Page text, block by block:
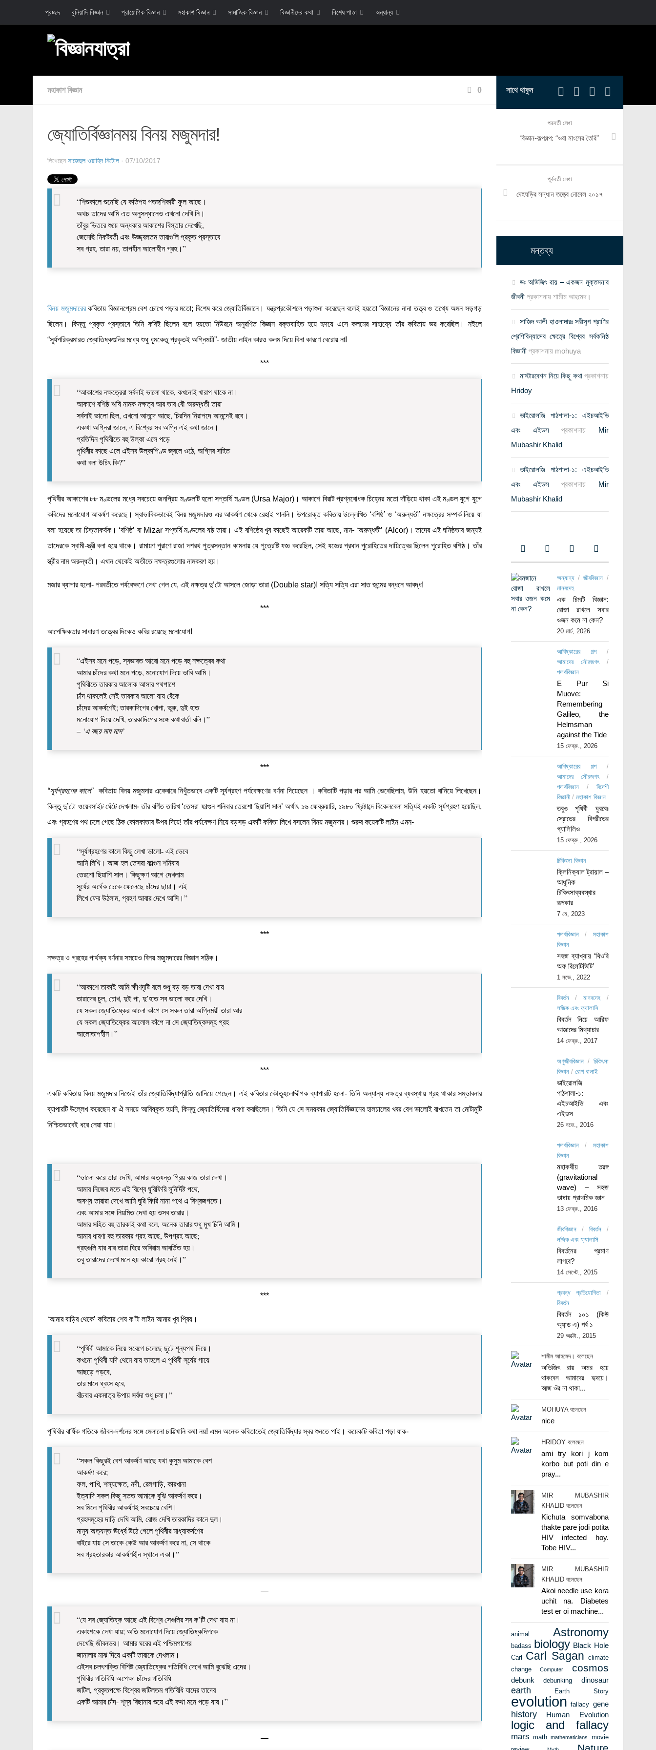
প্রচ্ছদ বুনিয়াদি বিজ্ঞান প্রায়োগিক বিজ্ঞান মহাকাশ বিজ্ঞান সামাজিক বিজ্ঞান বিজ্ঞানীদের কথা বিশেষ পাতা অন্যান্য
মহাকাশ বিজ্ঞান 0
জ্যোতির্বিজ্ঞানময় বিনয় মজুমদার!
লিখেছেনসাজেদুল ওয়াহিদ নিটোল · 07/10/2017
“শিশুকালে শুনেছি যে কতিপয় পতঙ্গশিকারী ফুল আছে।
অথচ তাদের আমি এত অনুসন্ধানেও এখনো দেখি নি।
তাঁবুর ভিতরে শুয়ে অন্ধকার আকাশের বিস্তার দেখেছি,
জেনেছি নিকটবর্তী এবং উজ্জ্বলতম তারাগুলি প্রকৃত প্রস্তাবে
সব গ্রহ, তারা নয়, তাপহীন আলোহীন গ্রহ।”
বিনয় মজুমদারেরকবিতায় বিজ্ঞানপ্রেম বেশ চোখে পড়ার মতো; বিশেষ করে জ্যোতির্বিজ্ঞানে। যন্ত্রপ্রকৌশলে পড়াশুনা করেছেন বলেই হয়তো বিজ্ঞানের নানা তত্ত্ব ও তথ্যে অমন সড়গড়
ছিলেন। কিন্তু প্রকৃত প্রস্তাবে তিনি কবিই ছিলেন বলে হয়তো নিউরনে অনুরণিত বিজ্ঞান রক্তবাহিত হয়ে হৃদয়ে এসে কলমের সাহায্যে তাঁর কবিতায় ভর করেছিল। নইলে
“সূর্যপরিক্রমারত জ্যোতিষ্কগুলির মধ্যে শুধু ধূমকেতু প্রকৃতই অগ্নিময়ী”- জাতীয় লাইন কারও কলম দিয়ে বিনা কারণে বেরোয় না!
***
“আকাশের নক্ষত্রেরা সর্বদাই ভালো থাকে, কখনোই খারাপ থাকে না।
আকাশে বশিষ্ঠ ঋষি নামক নক্ষত্র আর তার বৌ অরুন্ধতী তারা
সর্বদাই ভালো ছিল, এখনো আনন্দে আছে, চিরদিন নিরাপদে আনন্দেই রবে।
একথা অগ্নিরা জানে, এ বিশ্বের সব অগ্নি এই কথা জানে।
প্রতিদিন পৃথিবীতে বহু উল্কা এসে পড়ে
পৃথিবীর কাছে এলে এইসব উল্কাপিণ্ড জ্বলে ওঠে, অগ্নির সহিত
কথা বলা উচিৎ কি?”
পৃথিবীর আকাশের ৮৮ মণ্ডলের মধ্যে সবচেয়ে জনপ্রিয় মণ্ডলটি হলো সপ্তর্ষি মণ্ডল (Ursa Major)। আকাশে বিরাট প্রশ্নবোধক চিহ্নের মতো দাঁড়িয়ে থাকা এই মণ্ডল যুগে যুগে
কবিদের মনোযোগ আকর্ষণ করেছে। স্বাভাবিকভাবেই বিনয় মজুমদারও এর আকর্ষণ থেকে রেহাই পাননি। উপরোক্ত কবিতায় উল্লেখিত ‘বশিষ্ঠ’ ও ‘অরুন্ধতী’ নক্ষত্রের সম্পর্ক নিয়ে যা
বলা হয়েছে তা চিত্তাকর্ষক। ‘বশিষ্ঠ’ বা Mizar সপ্তর্ষি মণ্ডলের ষষ্ঠ তারা। এই বশিষ্ঠের খুব কাছেই আরেকটি তারা আছে, নাম- ‘অরুন্ধতী’ (Alcor)। তাদের এই ঘনিষ্ঠতার জন্যই
তাদেরকে স্বামী-স্ত্রী বলা হয়ে থাকে। রামায়ণ পুরাণে রাজা দশরথ পুত্রসন্তান কামনায় যে পুত্রেষ্টি যজ্ঞ করেছিল, সেই যজ্ঞের প্রধান পুরোহিতের দায়িত্বের ছিলেন পুরোহিত বশিষ্ঠ। তাঁর
স্ত্রীর নাম অরুন্ধতী। এখান থেকেই অতীতে নক্ষত্রগুলোর নামকরণ হয়।
মজার ব্যাপার হলো- পরবর্তীতে পর্যবেক্ষণে দেখা গেল যে, এই নক্ষত্র দু’টো আসলে জোড়া তারা (Double star)! সত্যি সত্যি এরা সাত জন্মের বন্ধনে আবদ্ধ!
***
আপেক্ষিকতার সাধারণ তত্ত্বের দিকেও কবির রয়েছে মনোযোগ!
“এইসব মনে পড়ে, স্বভাবত আরো মনে পড়ে বহু নক্ষত্রের কথা
আমার চাঁদের কথা মনে পড়ে, মনোযোগ দিয়ে ভাবি আমি।
পৃথিবীতে তারকার আলোক আসার পথপাশে
চাঁদ থাকলেই সেই তারকার আলো যায় বেঁকে
চাঁদের আকর্ষণেই; তারকাদিগের খোপা, ভুরু, দুই হাত
মনোযোগ দিয়ে দেখি, তারকাদিগের সঙ্গে কথাবার্তা বলি।”
– ‘এ বছর মাঘ মাস’
***
“সূর্যগ্রহণের কালে”কবিতায় বিনয় মজুমদার একেবারে নিখুঁতভাবে একটি সূর্যগ্রহণ পর্যবেক্ষণের বর্ণনা দিয়েছেন । কবিতাটি পড়ার পর আমি ভেবেছিলাম, উনি হয়তো বানিয়ে লিখেছেন।
কিন্তু দু’টো ওয়েবসাইট ঘেঁটে দেখলাম- তাঁর বর্ণিত তারিখ ‘তেসরা ফাল্গুন শনিবার তেরশো ছিয়াশি সাল’ অর্থাৎ ১৬ ফেব্রুয়ারি, ১৯৮০ খ্রিষ্টাব্দে বিকেলবেলা সত্যিই একটি সূর্যগ্রহণ হয়েছিল,
এবং গ্রহণের পথ চলে গেছে ঠিক কোলকাতার উপর দিয়ে! তাঁর পর্যবেক্ষণ নিয়ে বড়সড় একটি কবিতা লিখে বসলেন বিনয় মজুমদার। শুরুর কয়েকটি লাইন এমন-
“সূর্যগ্রহণের কালে কিছু লেখা ভালো- এই ভেবে
আমি লিখি। আজ হল তেসরা ফাল্গুন শনিবার
তেরশো ছিয়াশি সাল। কিছুক্ষণ আগে দেখলাম
সূর্যের অর্ধেক ঢেকে ফেলেছে চাঁদের ছায়া। এই
লিখে ফের উঠলাম, গ্রহণ আবার দেখে আসি।”
***
নক্ষত্র ও গ্রহের পার্থক্য বর্ণনার সময়েও বিনয় মজুমদারের বিজ্ঞান সঠিক।
“আকাশে তাকাই আমি ক্ষীণদৃষ্টি বলে শুধু বড় বড় তারা দেখা যায়
তারাদের চুল, চোখ, দুই পা, দু’হাত সব ভালো করে দেখি।
যে সকল জ্যোতিষ্কের আলো কাঁপে সে সকল তারা অগ্নিময়ী তারা আর
যে সকল জ্যোতিষ্কের আলোল কাঁপে না সে জ্যোতিষ্কসমূহ গ্রহ
আলোতাপহীন।”
***
একটি কবিতায় বিনয় মজুমদার নিজেই তাঁর জ্যোতির্বিদ্যাপ্রীতি জানিয়ে গেছেন। এই কবিতার কৌতূহলোদ্দীপক ব্যাপারটি হলো- তিনি অন্যান্য নক্ষত্র ব্যবস্থায় গ্রহ থাকার সম্ভাবনার
ব্যাপারটি উল্লেখ করেছেন যা ঐ সময়ে আবিষ্কৃত হয়নি, কিন্তু জ্যোতির্বিদেরা ধারণা করছিলেন। তিনি যে সে সময়কার জ্যোতির্বিজ্ঞানের হালচালের খবর বেশ ভালোই রাখতেন তা মোটামুটি
নিশ্চিতভাবেই ধরে নেয়া যায়।
“ভালো করে তারা দেখি, আমার অত্যন্ত প্রিয় কাজ তারা দেখা।
আমার নিজের মতে এই বিশ্বে ঘুরিফিরি সুনির্দিষ্ট পথে,
অবশ্য তারারা দেখে আমি ঘুরি ফিরি নানা পথে এ বিশ্বজগতে।
এবং আমার সঙ্গে নিয়মিত দেখা হয় ওসব তারার।
আমার সহিত বহু তারকাই কথা বলে, অনেক তারার শুধু মুখ চিনি আমি।
আমার ধারণা বহু তারকার গ্রহ আছে, উপগ্রহ আছে;
গ্রহগুলি যার যার তারা ঘিরে অবিরাম আবর্তিত হয়।
তবু তারাদের দেখে মনে হয় কারো গ্রহ নেই।”
***
‘আমার বাড়ির থেকে’ কবিতার শেষ ক’টা লাইন আমার খুব প্রিয়।
“পৃথিবী আমাকে নিয়ে সবেগে চলেছে ছুটে শূন্যপথ দিয়ে।
কখনো পৃথিবী যদি থেমে যায় তাহলে এ পৃথিবী সূর্যের গায়ে
আছড়ে পড়বে,
তার মানে ধ্বংস হবে,
বাঁচবার একমাত্র উপায় সর্বদা শুধু চলা।”
পৃথিবীর বার্ষিক গতিকে জীবন-দর্শনের সঙ্গে মেলানো চাট্টিখানি কথা নয়! এমন অনেক কবিতাতেই জ্যোতির্বিদ্যার স্বর শুনতে পাই। কয়েকটি কবিতা পড়া যাক-
“সকল কিছুরই বেশ আকর্ষণ আছে যথা কুসুম আমাকে বেশ
আকর্ষণ করে;
ফল, পাখি, শস্যক্ষেত, নদী, রেলগাড়ি, কারখানা
ইত্যাদি সকল কিছু সতত আমাকে বুঝি আকর্ষণ করে।
সব মিলে পৃথিবীর আকর্ষণই সবচেয়ে বেশি।
গ্রহসমূহের দাড়ি দেখি আমি, রোজ দেখি তারকাদির কানে দুল।
মানুষ অত্যন্ত ঊর্ধ্বে উঠে গেলে পৃথিবীর মাধ্যাকর্ষণের
বাইরে যায় সে তাকে কেউ আর আকর্ষণ করে না, সে থাকে
সব গ্রহতারকার আকর্ষণহীন স্থানে একা।”
—
“যে সব জ্যোতিষ্ক আছে এই বিশ্বে সেগুলির সব ক’টি দেখা যায় না।
একাংশকে দেখা যায়; অতি মনোযোগ দিয়ে জ্যোতিষ্কদিগকে
দেখেছি জীবনভর। আমার ঘরের এই পশ্চিমপাশের
জানালার মাঝ দিয়ে একটি তারাকে দেখলাম।
এইসব চলৎশক্তি বিশিষ্ট জ্যোতিষ্কের গতিবিধি দেখে আমি বুঝেছি এদের।
পৃথিবীর গতিবিধি অপেক্ষা চাঁদের গতিবিধি
জটিল, প্রকৃতপক্ষে বিশ্বের জটিলতম গতিবিধি যাদের তাদের
একটি আমার চাঁদ- শূন্য বিছানায় শুয়ে এই কথা মনে পড়ে যায়।”
—
সাথে থাকুন
পরবর্তী লেখা
বিজ্ঞান-কল্পগল্প: “ওরা মাংসের তৈরি”
পূর্ববর্তী লেখা
দেহঘড়ির সন্ধান তত্ত্বে নোবেল ২০১৭
মন্তব্য
ডঃ অভিজিৎ রায় – একজন মুক্তমনার
জীবনীপ্রকাশনায় শামীম আহমেদ।
সাজিদ আলী হাওলাদারঃ সরীসৃপ প্রাণির
শ্রেণিবিন্যাসের ক্ষেত্রে বিশ্বের সর্বকনিষ্ঠ
বিজ্ঞানীপ্রকাশনায় mohuya
মাস্টারবেশন নিয়ে কিছু কথাপ্রকাশনায়
Hridoy
ভাইরোলজি পাঠশালা-১: এইচআইভি
এবং এইডস প্রকাশনায় Mir
Mubashir Khalid
ভাইরোলজি পাঠশালা-১: এইচআইভি
এবং এইডস প্রকাশনায় Mir
Mubashir Khalid
অন্যান্য/জীববিজ্ঞান /
মানবদেহ
এক চিমটি বিজ্ঞান:
রোজা রাখলে সবার
ওজন কমে না কেন?
20 মার্চ, 2026
আবিষ্কারের গল্প/
আমাদের সৌরজগৎ/
পদার্থবিজ্ঞান
E Pur Si
Muove:
Remembering
Galileo, the
Helmsman
against the Tide
15 ফেব্রু., 2026
আবিষ্কারের গল্প/
আমাদের সৌরজগৎ/
পদার্থবিজ্ঞান/ বিদেশী
বিজ্ঞানী/ মহাকাশ বিজ্ঞান
তবুও পৃথিবী ঘুরবেঃ
স্রোতের বিপরীতের
গ্যালিলিও
15 ফেব্রু., 2026
চিকিৎসা বিজ্ঞান
ক্লিনিক্যাল ট্রায়াল –
আধুনিক
চিকিৎসাব্যবস্থার
রূপকার
7 মে, 2023
পদার্থবিজ্ঞান/ মহাকাশ
বিজ্ঞান
সহজ ব্যাখ্যায় ‘থিওরি
অফ রিলেটিভিটি’
1 নভে., 2022
বিবর্তন/মানবদেহ /
লজিক এবং ফ্যালাসি
বিবর্তন নিয়ে আরিফ
আজাদের মিথ্যাচার
14 ফেব্রু., 2017
অণুজীববিজ্ঞান/ চিকিৎসা
বিজ্ঞান/ রোগ বালাই
ভাইরোলজি
পাঠশালা-১:
এইচআইভি এবং
এইডস
26 নভে., 2016
পদার্থবিজ্ঞান/ মহাকাশ
বিজ্ঞান
মহাকর্ষীয় তরঙ্গ
(gravitational
wave) – সহজ
ভাষায় প্রাথমিক জ্ঞান
13 ফেব্রু., 2016
জীববিজ্ঞান/ বিবর্তন/
লজিক এবং ফ্যালাসি
বিবর্তনের প্রমাণ
লাগবে?
14 সেপ্টে., 2015
প্রবন্ধ প্রতিযোগিতা /
বিবর্তন
বিবর্তন ১০১ (কিউ
অ্যান্ড এ) পর্ব ১
29 অক্টো., 2015
শামীম আহমেদ। বলেছেন
অভিজিৎ রায় অমর হয়ে
থাকবেন আমাদের হৃদয়ে।
আজ ওঁর না থাকা...
MOHUYA বলেছেন
nice
HRIDOY বলেছেন
ami try kori j kom
korbo but poti din e
pray...
MIR MUBASHIR
KHALID বলেছেন
Kichuta somvabona
thakte pare jodi potita
HIV infected hoy.
Tobe HIV...
MIR MUBASHIR
KHALID বলেছেন
Akoi needle use kora
uchit na. Diabetes
test er oi machine...
animal Astronomy
badass biology Black Hole
Carl Carl Sagan climate
change
Computer cosmos
debunk debunking dinosaur
earth Earth Story
evolution fallacy gene
history Human Evolution
logic and fallacy
mars math mathematicians
movie